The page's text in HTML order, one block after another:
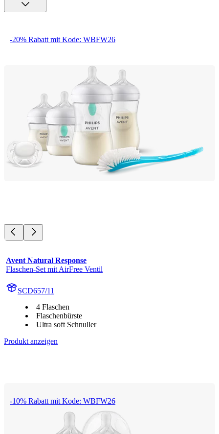
-20% Rabatt mit Kode: WBFW26
Avent Natural Response
Flaschen-Set mit AirFree Ventil
SCD657/11
4 Flaschen
Flaschenbürste
Ultra soft Schnuller
Produkt anzeigen
-10% Rabatt mit Kode: WBFW26